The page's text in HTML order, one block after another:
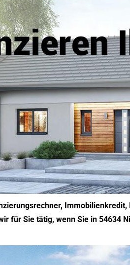
für Sie tätig, wenn Sie in 54634